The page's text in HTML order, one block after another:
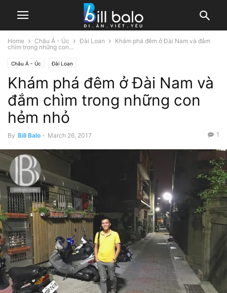
Home Châu Á - Úc Đài Loan
Khám phá đêm ở Đài Nam và đắm
chìm trong những con...
Châu Á - Úc Đài Loan
Khám phá đêm ở Đài Nam và
đắm chìm trong những con
hẻm nhỏ
By Bill Balo - March 26, 2017 1